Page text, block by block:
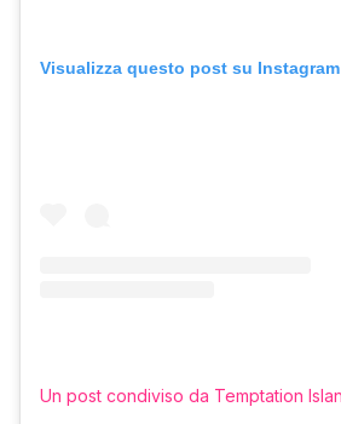
Visualizza questo post su Instagram